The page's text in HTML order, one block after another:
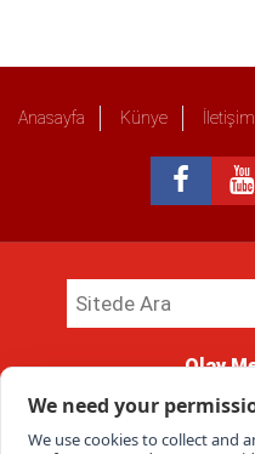
Anasayfa Künye İletişim
Olay
kullanımı